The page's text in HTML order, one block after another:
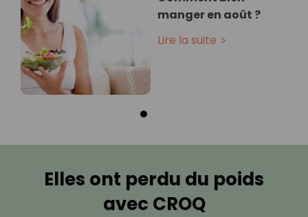
manger en août ?
Lire la suite
Elles ont perdu du poids
avec CROQ